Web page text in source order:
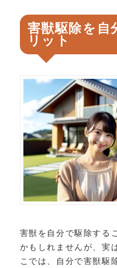
害獣駆除を自
リット
害獣を自分で駆除する
かもしれませんが、実
こでは、自分で害獣駆